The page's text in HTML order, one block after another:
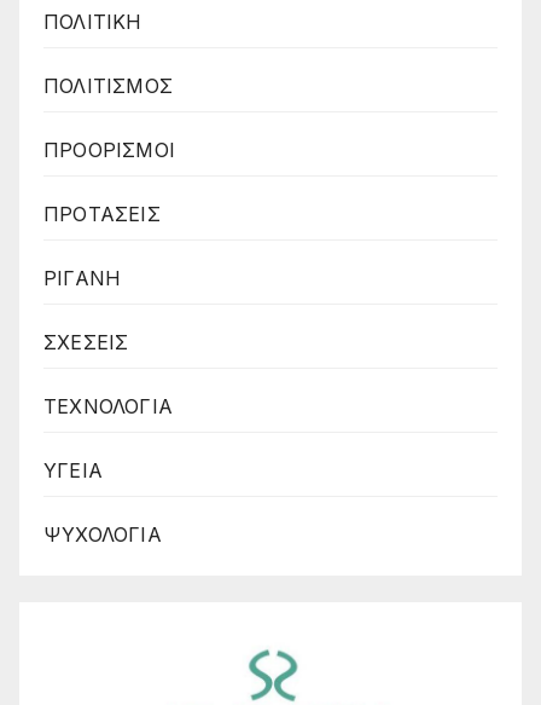
ΠΟΛΙΤΙΚΗ
ΠΟΛΙΤΙΣΜΟΣ
ΠΡΟΟΡΙΣΜΟΙ
ΠΡΟΤΑΣΕΙΣ
ΡΙΓΑΝΗ
ΣΧΕΣΕΙΣ
ΤΕΧΝΟΛΟΓΙΑ
ΥΓΕΙΑ
ΨΥΧΟΛΟΓΙΑ